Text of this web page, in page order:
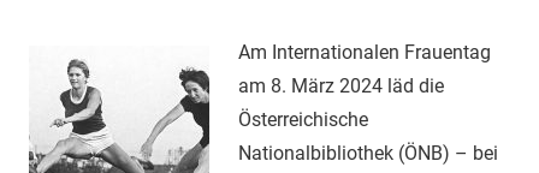
GerhalterAm Internationalen Frauentag
am 8. März 2024 läd die
Österreichische
Nationalbibliothek (ÖNB) – bei